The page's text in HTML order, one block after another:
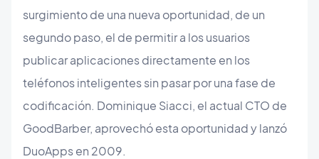
surgimiento de una nueva oportunidad, de un
segundo paso, el de permitir a los usuarios
publicar aplicaciones directamente en los
teléfonos inteligentes sin pasar por una fase de
codificación. Dominique Siacci, el actual CTO de
GoodBarber, aprovechó esta oportunidad y lanzó
DuoApps en 2009.